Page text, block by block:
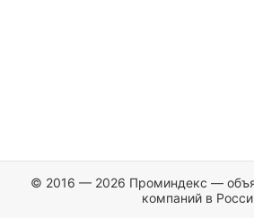
© 2016 — 2026 Проминдекс —
компаний в